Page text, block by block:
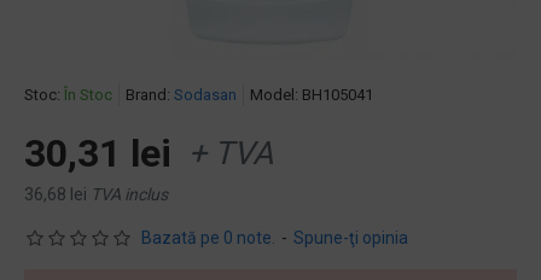
Stoc: În Stoc Brand: Sodasan Model: BH105041
Bazată pe 0 note. - Spune-ţi opinia
30,31 lei + TVA
36,68 lei TVA inclus